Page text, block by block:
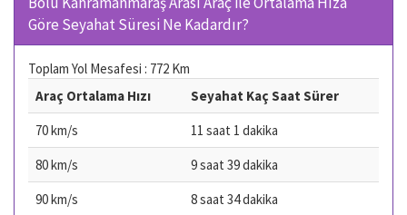
Göre Seyahat Süresi Ne Kadardır?
Toplam Yol Mesafesi : 772 Km
Araç Ortalama Hızı
Seyahat Kaç Saat Sürer
70 km/s
11 saat 1 dakika
80 km/s
9 saat 39 dakika
90 km/s
8 saat 34 dakika